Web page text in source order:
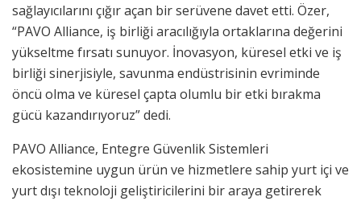
sağlayıcılarını çığır açan bir serüvene davet etti. Özer,
“PAVO Alliance, iş birliği aracılığıyla ortaklarına değerini
yükseltme fırsatı sunuyor. İnovasyon, küresel etki ve iş
birliği sinerjisiyle, savunma endüstrisinin evriminde
öncü olma ve küresel çapta olumlu bir etki bırakma
gücü kazandırıyoruz” dedi.
PAVO Alliance, Entegre Güvenlik Sistemleri
ekosistemine uygun ürün ve hizmetlere sahip yurt içi ve
yurt dışı teknoloji geliştiricilerini bir araya getirerek